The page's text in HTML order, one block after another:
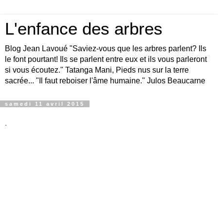
L'enfance des arbres
Blog Jean Lavoué "Saviez-vous que les arbres parlent? Ils
le font pourtant! Ils se parlent entre eux et ils vous parleront
si vous écoutez." Tatanga Mani, Pieds nus sur la terre
sacrée... "Il faut reboiser l'âme humaine." Julos Beaucarne
samedi 11 avril 2015
.